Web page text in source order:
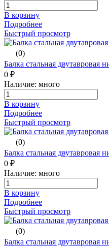
В корзину
Подробнее
Быстрый просмотр
(0)
Балка стальная двутавровая
0 ₽
Наличие: много
В корзину
Подробнее
Быстрый просмотр
(0)
Балка стальная двутавровая
0 ₽
Наличие: много
В корзину
Подробнее
Быстрый просмотр
(0)
Балка стальная двутавровая